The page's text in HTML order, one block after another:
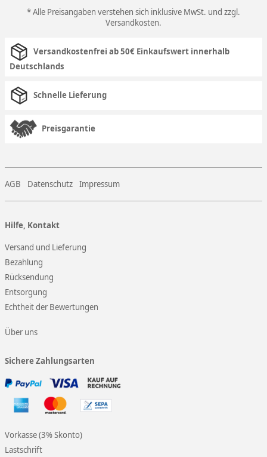
* Alle Preisangaben verstehen sich inklusive MwSt. und zzgl.
Versandkosten.
Versandkostenfrei ab 50€ Einkaufswert innerhalb
Deutschlands
Schnelle Lieferung
Preisgarantie
AGB Datenschutz Impressum
Hilfe, Kontakt
Versand und Lieferung
Bezahlung
Rücksendung
Entsorgung
Echtheit der Bewertungen
Über uns
Sichere Zahlungsarten
Vorkasse (3% Skonto)
Lastschrift